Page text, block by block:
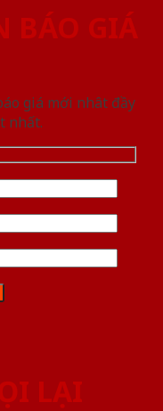
BÁO GIÁ
giá mới nhât đầy
nhất.
LẠI